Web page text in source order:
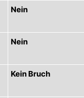
Nein
Nein
Kein Bruch